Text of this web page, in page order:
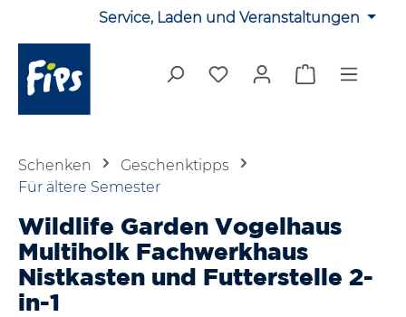
Zum Hauptinhalt springenService, Laden und Veranstaltungen
Du hast 0 Produkte auf
Warenkorb
Schenken
Geschenktipps
Für ältere Semester
Wildlife Garden Vogelhaus
Multiholk Fachwerkhaus
Nistkasten und Futterstelle 2-
in-1